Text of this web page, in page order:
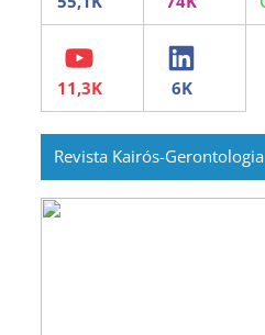
YouTube LinkedIn
Revista Kairós-Gerontologia